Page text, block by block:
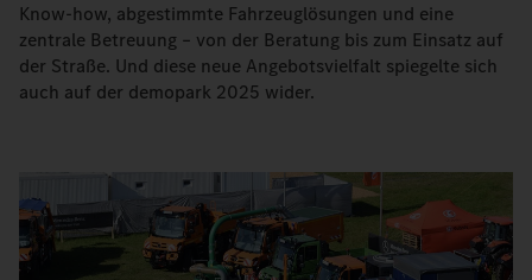
Know-how, abgestimmte Fahrzeuglösungen und eine
zentrale Betreuung – von der Beratung bis zum Einsatz auf
der Straße. Und diese neue Angebotsvielfalt spiegelte sich
auch auf der demopark 2025 wider.